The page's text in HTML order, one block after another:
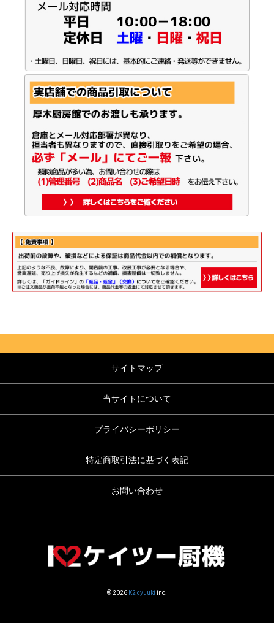
サイトマップ
当サイトについて
プライバシーポリシー
特定商取引法に基づく表記
お問い合わせ
© 2026 K2 cyuuki inc.